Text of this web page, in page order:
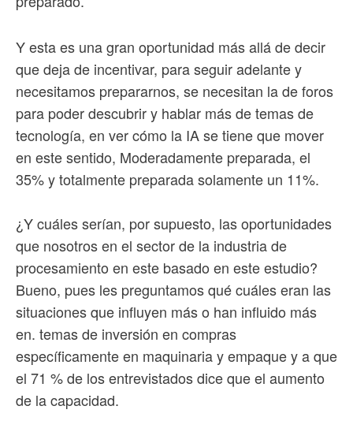
Y esta es una gran oportunidad más allá de decir
que deja de incentivar, para seguir adelante y
necesitamos prepararnos, se necesitan la de foros
para poder descubrir y hablar más de temas de
tecnología, en ver cómo la IA se tiene que mover
en este sentido, Moderadamente preparada, el
35% y totalmente preparada solamente un 11%.
¿Y cuáles serían, por supuesto, las oportunidades
que nosotros en el sector de la industria de
procesamiento en este basado en este estudio?
Bueno, pues les preguntamos qué cuáles eran las
situaciones que influyen más o han influido más
en. temas de inversión en compras
específicamente en maquinaria y empaque y a que
el 71 % de los entrevistados dice que el aumento
de la capacidad.